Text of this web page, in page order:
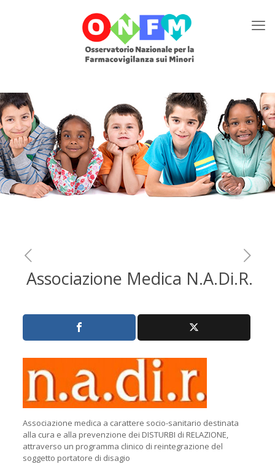
Associazione Medica N.A.Di.R.
Associazione medica a carattere socio-sanitario destinata
alla cura e alla prevenzione dei DISTURBI di RELAZIONE,
attraverso un programma clinico di reintegrazione del
soggetto portatore di disagio